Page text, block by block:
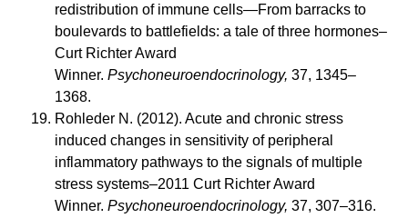
redistribution of immune cells—From barracks to
boulevards to battlefields: a tale of three hormones–
Curt Richter Award
Winner. Psychoneuroendocrinology, 37, 1345–
1368.
Rohleder N. (2012). Acute and chronic stress
induced changes in sensitivity of peripheral
inflammatory pathways to the signals of multiple
stress systems–2011 Curt Richter Award
Winner. Psychoneuroendocrinology, 37, 307–316.